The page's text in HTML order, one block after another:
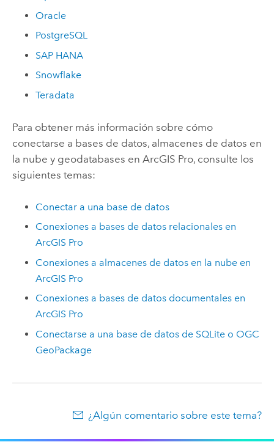
Oracle
PostgreSQL
SAP HANA
Snowflake
Teradata
Para obtener más información sobre cómo
conectarse a bases de datos, almacenes de datos en
la nube y geodatabases en ArcGIS Pro, consulte los
siguientes temas:
Conectar a una base de datos
Conexiones a bases de datos relacionales en
ArcGIS Pro
Conexiones a almacenes de datos en la nube en
ArcGIS Pro
Conexiones a bases de datos documentales en
ArcGIS Pro
Conectarse a una base de datos de SQLite o OGC
GeoPackage
¿Algún comentario sobre este tema?